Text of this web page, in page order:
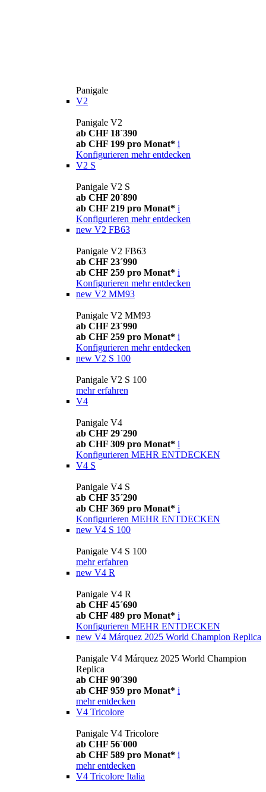
Panigale
V2
Panigale V2
ab CHF 18´390
ab CHF 199 pro Monat* i
Konfigurieren mehr entdecken
V2 S
Panigale V2 S
ab CHF 20´890
ab CHF 219 pro Monat* i
Konfigurieren mehr entdecken
new V2 FB63
Panigale V2 FB63
ab CHF 23´990
ab CHF 259 pro Monat* i
Konfigurieren mehr entdecken
new V2 MM93
Panigale V2 MM93
ab CHF 23´990
ab CHF 259 pro Monat* i
Konfigurieren mehr entdecken
new V2 S 100
Panigale V2 S 100
mehr erfahren
V4
Panigale V4
ab CHF 29´290
ab CHF 309 pro Monat* i
Konfigurieren MEHR ENTDECKEN
V4 S
Panigale V4 S
ab CHF 35´290
ab CHF 369 pro Monat* i
Konfigurieren MEHR ENTDECKEN
new V4 S 100
Panigale V4 S 100
mehr erfahren
new V4 R
Panigale V4 R
ab CHF 45´690
ab CHF 489 pro Monat* i
Konfigurieren MEHR ENTDECKEN
new V4 Márquez 2025 World Champion Replica
Panigale V4 Márquez 2025 World Champion
Replica
ab CHF 90´390
ab CHF 959 pro Monat* i
mehr entdecken
V4 Tricolore
Panigale V4 Tricolore
ab CHF 56´000
ab CHF 589 pro Monat* i
mehr entdecken
V4 Tricolore Italia